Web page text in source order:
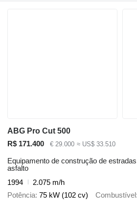
ABG Pro Cut 500
R$ 171.400
€ 29.000 ≈ US$ 33.510
Equipamento de construção de
asfalto
1994
2.075 m/h
Potência 75 kW (102 cv) Combustível